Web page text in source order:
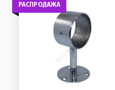
РАСПРОДАЖА